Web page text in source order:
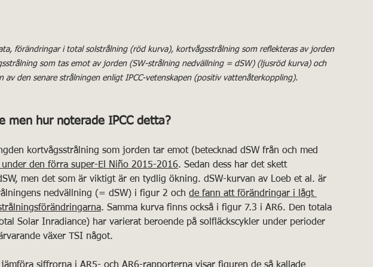
förändringar i total solstrålning (röd kurva), kortvågsstrålning som reflekteras av jorden
som tas emot av jorden (SW-strålning nedvällning = dSW) (ljusröd kurva) och
av den senare strålningen enligt IPCC-vetenskapen (positiv vattenåterkoppling).
men hur noterade IPCC detta?
kortvågsstrålning som jorden tar emot (betecknad dSW från och med
den förra super-El Niño 2015-2016. Sedan dess har det skett
men det som är viktigt är en tydlig ökning. dSW-kurvan av Loeb et al. är
nedvällning (= dSW) i figur 2 och de fann att förändringar i lågt
. Samma kurva finns också i figur 7.3 i AR6. Den totala
Solar Inradiance) har varierat beroende på solfläckscykler under perioder
växer TSI något.
siffrorna i AR5- och AR6-rapporterna visar figuren de så kallade